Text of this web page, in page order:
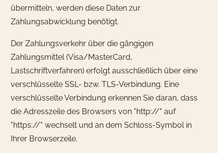
übermitteln, werden diese Daten zur
Zahlungsabwicklung benötigt.
Der Zahlungsverkehr über die gängigen
Zahlungsmittel (Visa/MasterCard,
Lastschriftverfahren) erfolgt ausschließlich über eine
verschlüsselte SSL- bzw. TLS-Verbindung. Eine
verschlüsselte Verbindung erkennen Sie daran, dass
die Adresszeile des Browsers von "http://" auf
"https://" wechselt und an dem Schloss-Symbol in
Ihrer Browserzeile.